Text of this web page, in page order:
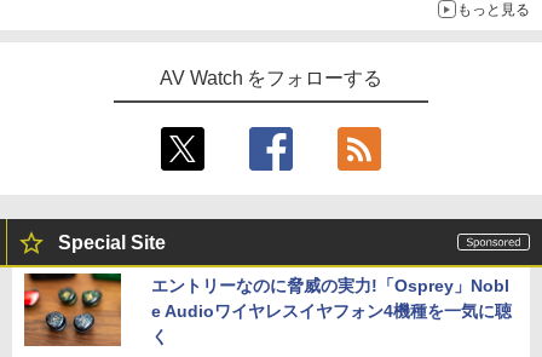
もっと見る
AV Watch をフォローする
Special Site
エントリーなのに脅威の実力!「Osprey」Nobl
e Audioワイヤレスイヤフォン4機種を一気に聴
く